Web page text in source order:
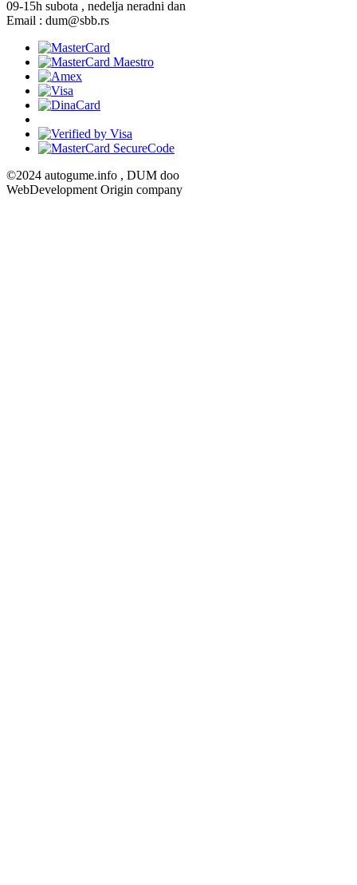
09-15h subota , nedelja neradni dan
Email : dum@sbb.rs
©2024 autogume.info , DUM doo
WebDevelopment Origin company